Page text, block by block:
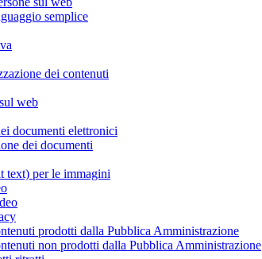
semplice
dei contenuti
web
documenti elettronici
dei documenti
text) per le immagini
prodotti dalla Pubblica Amministrazione
non prodotti dalla Pubblica Amministrazione